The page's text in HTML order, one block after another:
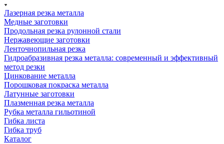
Лазерная резка металла
Медные заготовки
Продольная резка рулонной стали
Нержавеющие заготовки
Ленточнопильная резка
Гидроабразивная резка металла: современный и эффективный
метод резки
Цинкование металла
Порошковая покраска металла
Латунные заготовки
Плазменная резка металла
Рубка металла гильотиной
Гибка листа
Гибка труб
Каталог